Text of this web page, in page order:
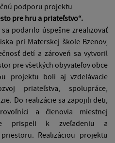
podporu projektu
pre hru a priateľstvo“.
podarilo úspešne zrealizovať
pri Materskej škole Bzenov,
detí a zároveň sa vytvoril
pre všetkých obyvateľov obce
projektu boli aj vzdelávacie
priateľstva, spolupráce,
Do realizácie sa zapojili deti,
a členovia miestnej
prispeli k zveľadeniu a
Realizáciou projektu